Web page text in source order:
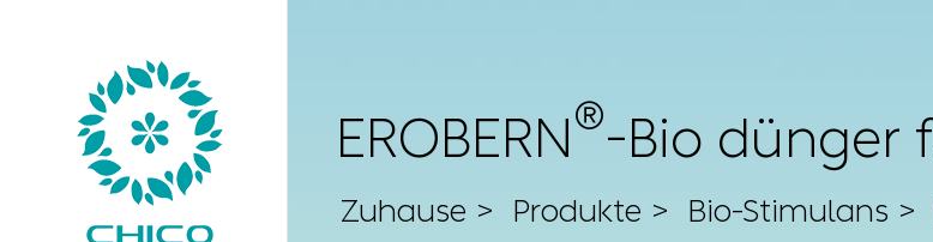
EROBERN®-Bio dünger
Zuhause Produkte Bio-Stimulans